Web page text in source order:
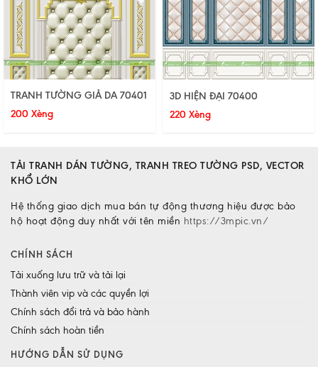
TRANH TƯỜNG GIẢ DA 70401
200 Xèng
3D HIỆN ĐẠI 70400
220 Xèng
TẢI TRANH DÁN TƯỜNG, TRANH TREO TƯỜNG PSD, VECTOR
KHỔ LỚN
Hệ thống giao dịch mua bán tự động thương hiệu được bảo
hộ hoạt động duy nhất với tên miền https://3mpic.vn/
CHÍNH SÁCH
Tải xuống lưu trữ và tải lại
Thành viên vip và các quyền lợi
Chính sách đổi trả và bảo hành
Chính sách hoàn tiền
HƯỚNG DẪN SỬ DỤNG